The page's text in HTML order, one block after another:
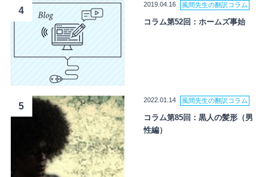
4
2019.04.16 風間先生の翻訳コラム
コラム第52回：ホームズ事始
5
2022.01.14 風間先生の翻訳コラム
コラム第85回：黒人の髪形（男
性編）